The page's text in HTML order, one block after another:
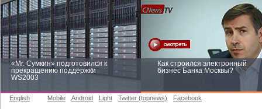
«Mr. Сумкин» подготовился к
прекращению поддержки
WS2003
Как строился электронный
бизнес Банка Москвы?
English Mobile Android Light Twitter (topnews) Facebook